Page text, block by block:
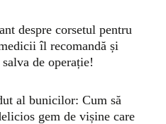
despre corsetul pentru
îl recomandă și
de operație!
al bunicilor: Cum să
gem de vișine care